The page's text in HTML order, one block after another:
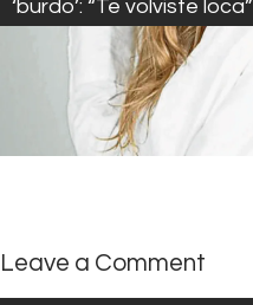
‘burdo’: “Te volviste loca”
Leave a Comment